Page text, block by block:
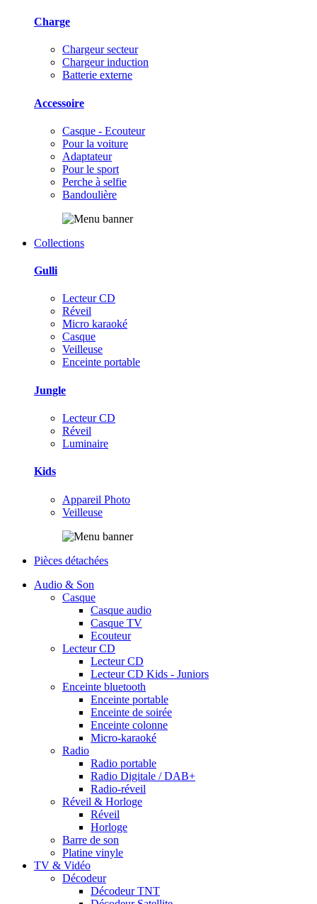
Charge
Chargeur secteur
Chargeur induction
Batterie externe
Accessoire
Casque - Ecouteur
Pour la voiture
Adaptateur
Pour le sport
Perche à selfie
Bandoulière
Collections
Gulli
Lecteur CD
Réveil
Micro karaoké
Casque
Veilleuse
Enceinte portable
Jungle
Lecteur CD
Réveil
Luminaire
Kids
Appareil Photo
Veilleuse
Pièces détachées
Audio & Son
Casque
Casque audio
Casque TV
Ecouteur
Lecteur CD
Lecteur CD
Lecteur CD Kids - Juniors
Enceinte bluetooth
Enceinte portable
Enceinte de soirée
Enceinte colonne
Micro-karaoké
Radio
Radio portable
Radio Digitale / DAB+
Radio-réveil
Réveil & Horloge
Réveil
Horloge
Barre de son
Platine vinyle
TV & Vidéo
Décodeur
Décodeur TNT